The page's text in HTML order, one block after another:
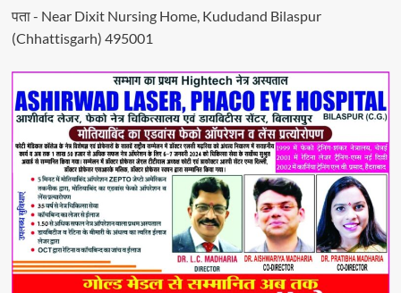
पता - Near Dixit Nursing Home, Kududand Bilaspur
(Chhattisgarh) 495001